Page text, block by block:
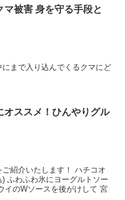
マ被害 身を守る手段と
まで入り込んでくるクマにど
オススメ！ひんやりグル
紹介いたします！ ハチコオ
ふわふわ氷にヨーグルトソー
イのWソースを後がけして 宮